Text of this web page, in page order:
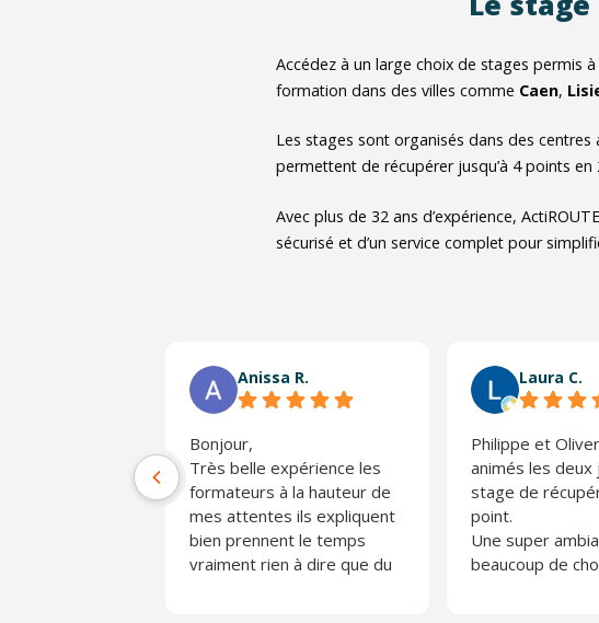
Accédez à un large choix de stages permis
formation dans des villes comme Caen,
Les stages sont organisés dans des
permettent de récupérer jusqu’à 4 points en
Avec plus de 32 ans d’expérience,
sécurisé et d’un service complet pour
Anissa R.
Bonjour,
Très belle expérience les
formateurs à la hauteur de
mes attentes ils expliquent
bien prennent le temps
vraiment rien à dire que du
Laura C.
Philippe et
animés les deux
stage de
point.
Une super
beaucoup de